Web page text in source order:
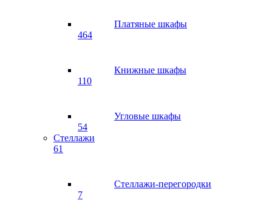
Платяные шкафы
464
Книжные шкафы
110
Угловые шкафы
54
Стеллажи
61
Стеллажи-перегородки
7